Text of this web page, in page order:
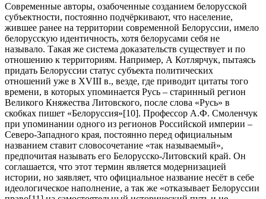
Современные авторы, озабоченные созданием белорусской
субъектности, постоянно подчёркивают, что население,
жившее ранее на территории современной Белоруссии, имело
белорусскую идентичность, хотя белорусами себя не
называло. Такая же система доказательств существует и по
отношению к территориям. Например, А Котлярчук, пытаясь
придать Белоруссии статус субъекта политических
отношений уже в XVIII в., везде, где приводит цитаты того
времени, в которых упоминается Русь – старинный регион
Великого Княжества Литовского, после слова «Русь» в
скобках пишет «Белоруссия»[10]. Профессор А.Ф. Смоленчук
при упоминании одного из регионов Российской империи –
Северо-Западного края, постоянно перед официальным
названием ставит словосочетание «так называемый»,
предпочитая называть его Белорусско-Литовский край. Он
соглашается, что этот термин является модернизацией
истории, но заявляет, что официальное название несёт в себе
идеологическое наполнение, а так же «отказывает Белоруссии